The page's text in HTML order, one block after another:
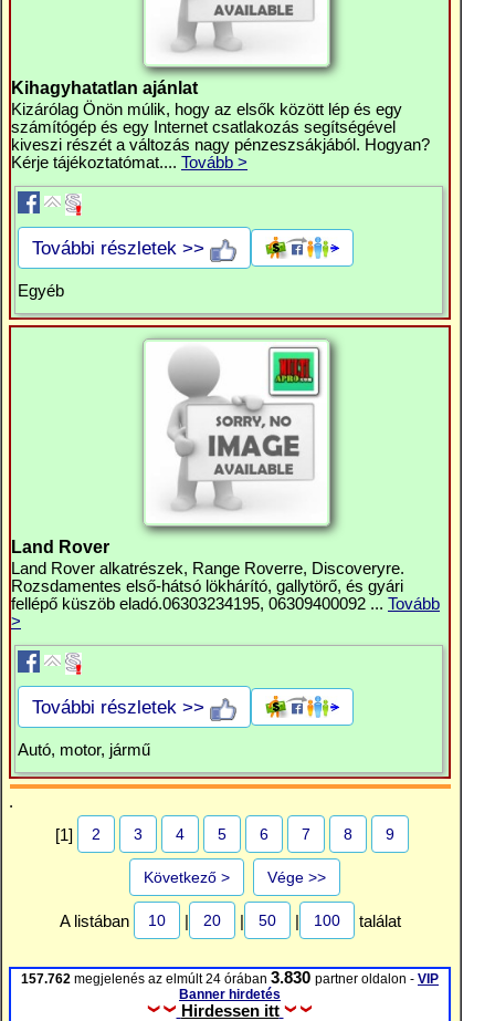
Kihagyhatatlan ajánlat
Kizárólag Önön múlik, hogy az elsők között lép és egy
számítógép és egy Internet csatlakozás segítségével
kiveszi részét a változás nagy pénzeszsákjából. Hogyan?
Kérje tájékoztatómat.... Tovább >
További részletek >>
Egyéb
Land Rover
Land Rover alkatrészek, Range Roverre, Discoveryre.
Rozsdamentes első-hátsó lökhárító, gallytörő, és gyári
fellépő küszöb eladó.06303234195, 06309400092 ... Tovább
>
További részletek >>
Autó, motor, jármű
.
[1]
2 3 4 5 6 7 8 9
Következő > Vége >>
A listában 10 20 50 100 találat
157.762 megjelenés az elmúlt 24 órában 3.830 partner oldalon - VIP
Banner hirdetés
Hirdessen itt